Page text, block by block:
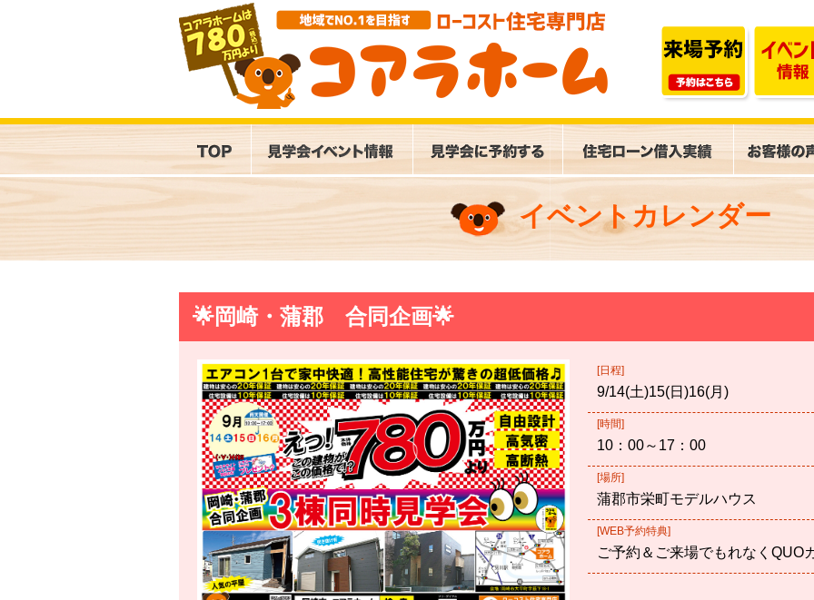
イベントカレンダー
🌟岡崎・蒲郡 合同企画🌟
[日程]
9/14(土)15(日)16(月)
[時間]
10：00～17：00
[場所]
蒲郡市栄町モデルハウス
[WEB予約特典]
ご予約＆ご来場でもれなくQUO